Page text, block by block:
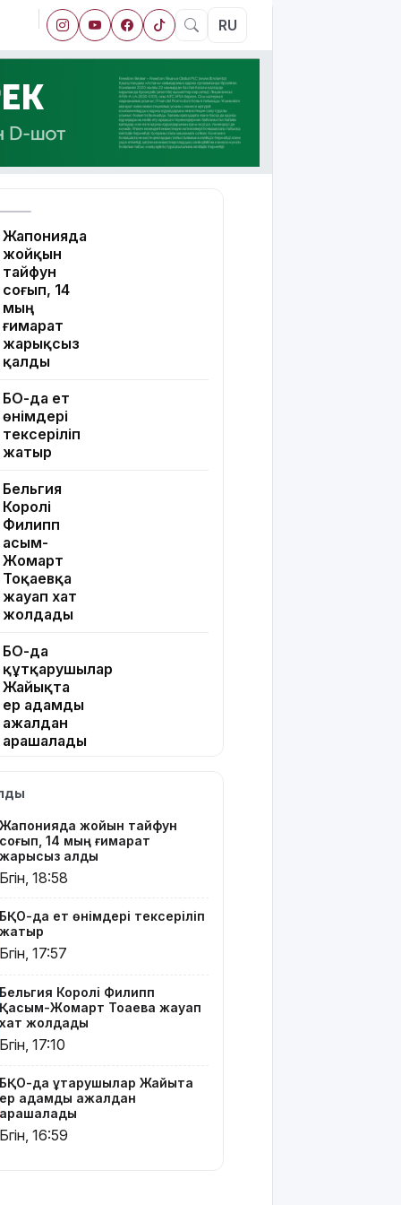
RU
Жапонияда
жойқын
тайфун
соғып, 14
мың
ғимарат
жарықсыз
қалды
БҚО-да ет
өнімдері
тексеріліп
жатыр
Бельгия
Королі
Филипп
Қасым-
Жомарт
Тоқаевқа
жауап хат
жолдады
БҚО-да
құтқарушылар
Жайықта
ер адамды
ажалдан
арашалады
облысында
гектар
аумақта
қарасора
өседі
«Әділет»
партиясы:
Қазақстан –
мемлекет,
ал «Заң
және
тәртіп»
баршаға
міндетті
Украина
Жапонияда жойқын тайфун
соғып, 14 мың ғимарат
жарықсыз қалды
Бүгін, 18:58
БҚО-да ет өнімдері тексеріліп
жатыр
Бүгін, 17:57
Бельгия Королі Филипп
Қасым-Жомарт Тоқаевқа жауап
хат жолдады
Бүгін, 17:10
БҚО-да құтқарушылар Жайықта
ер адамды ажалдан
арашалады
Бүгін, 16:59